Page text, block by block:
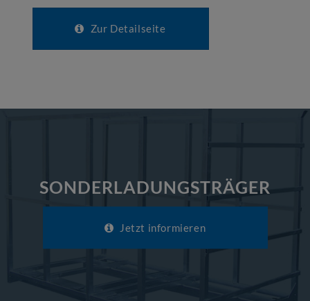
Zur Detailseite
SONDERLADUNGSTRÄGER
Jetzt informieren